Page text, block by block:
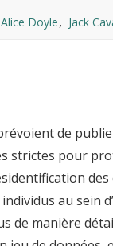
Doyle Jack
de
strictes pour
au sein
de manière